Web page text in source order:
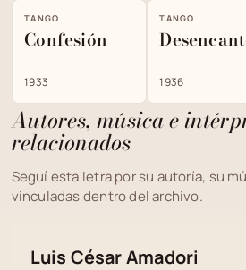
TANGO
Confesión
1933
TANGO
1936
Autores, música e
relacionados
Seguí esta letra por su autoría, su
vinculadas dentro del archivo.
Luis César Amadori